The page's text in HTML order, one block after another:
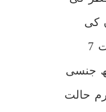
ساتھ
حالت
میں
کی
سوتیلی بہن کو بیک وقت 7
جنسی
حالت